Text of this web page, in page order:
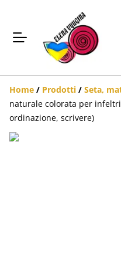
Home / Prodotti / Seta,
naturale colorata per
ordinazione, scrivere)